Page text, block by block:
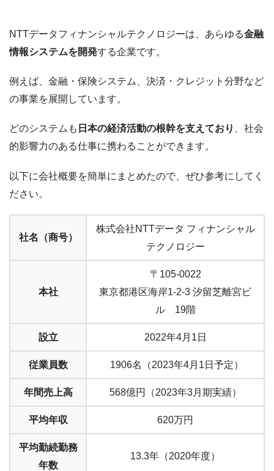
NTTデータフィナンシャルテクノロジーは、あらゆる金融
情報システムを開発する企業です。
例えば、金融・保険システム、決済・クレジット分野など
の事業を展開しています。
どのシステムも 日本の経済活動の根幹を支えており
、社会
的影響力のある仕事に携わることができます。
以下に会社概要を簡単にまとめたので、ぜひ参考にしてく
ださい。
社名（商号）
株式会社NTTデータ フィナンシャル
テクノロジー
本社
〒105-0022
東京都港区海岸1-2-3 汐留芝離宮ビ
ル 19階
設立 2022年4月1日
従業員数 1906名（2023年4月1日予定）
年間売上高 568億円（2023年3月期実績）
平均年収 620万円
平均勤続勤務
年数
13.3年（2020年度）